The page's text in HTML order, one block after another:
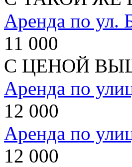
Аренда по ул.
11 000
С ЦЕНОЙ
Аренда по
12 000
Аренда по
12 000